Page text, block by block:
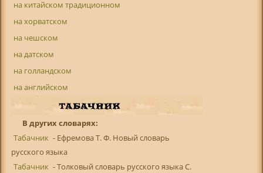
на китайском традиционном
на хорватском
на чешском
на датском
на голландском
на английском
В других словарях:
Табачник - Ефремова Т. Ф. Новый словарь
русского языка
Табачник - Толковый словарь русского языка С.